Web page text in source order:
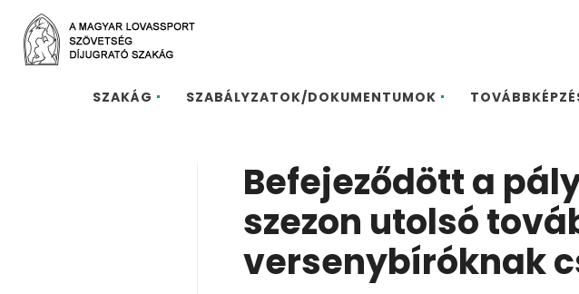
SZAKÁG SZABÁLYZATOK/DOKUMENTUMOK
Befejeződött a
szezon utolsó
versenybíróknak